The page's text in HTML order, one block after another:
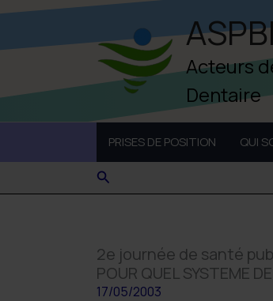
Aller
Acteurs
Dentaire
PRISES DE POSITION QUI
Rechercher
2e journée de santé
POUR QUEL SYSTEME
17/05/2003